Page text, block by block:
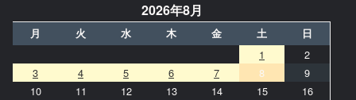
2026年8月
月 火 水 木 金 土 日
1
2
3
4 5 6 7 8
9
10
11 12 13 14 15
16